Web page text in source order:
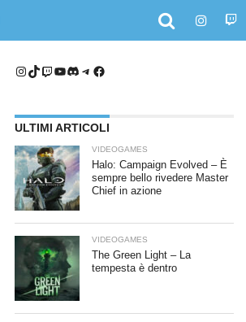
Instagram
TikTok
Twitch
YouTube
Discord
Telegram
Facebook
ULTIMI ARTICOLI
VIDEOGAMES
Halo: Campaign Evolved – È
sempre bello rivedere Master
Chief in azione
VIDEOGAMES
The Green Light – La
tempesta è dentro